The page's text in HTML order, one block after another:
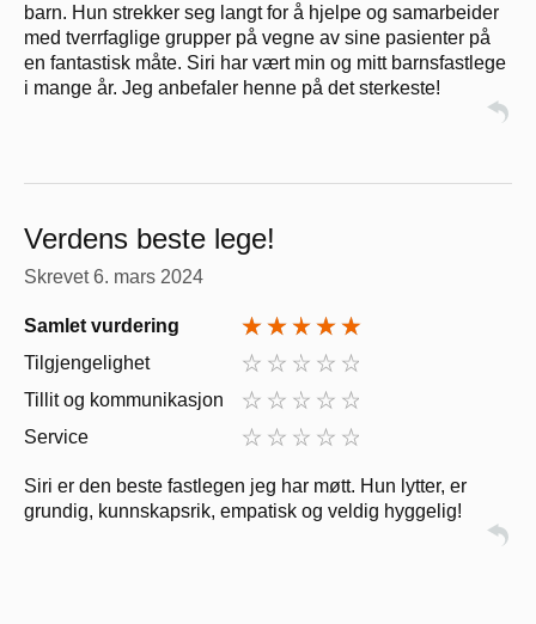
barn. Hun strekker seg langt for å hjelpe og samarbeider
med tverrfaglige grupper på vegne av sine pasienter på
en fantastisk måte. Siri har vært min og mitt barnsfastlege
i mange år. Jeg anbefaler henne på det sterkeste!
Verdens beste lege!
Skrevet6. mars 2024
Samlet vurdering
Tilgjengelighet
Tillit og kommunikasjon
Service
Siri er den beste fastlegen jeg har møtt. Hun lytter, er
grundig, kunnskapsrik, empatisk og veldig hyggelig!